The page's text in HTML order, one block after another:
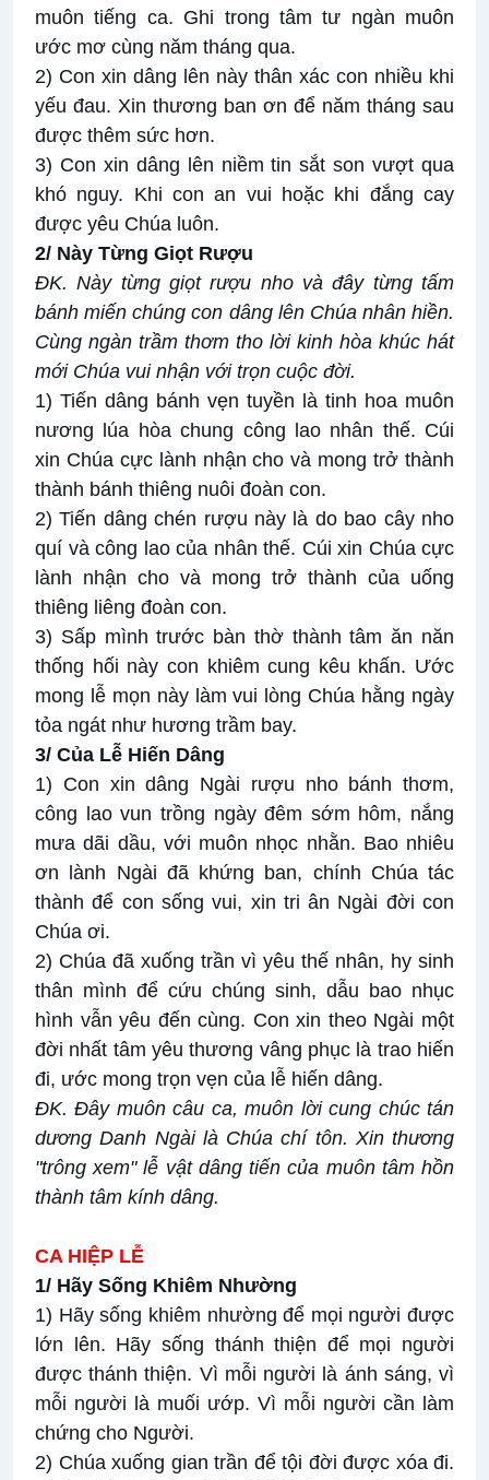
muôn tiếng ca. Ghi trong tâm tư ngàn muôn
ước mơ cùng năm tháng qua.
2) Con xin dâng lên này thân xác con nhiều khi
yếu đau. Xin thương ban ơn để năm tháng sau
được thêm sức hơn.
3) Con xin dâng lên niềm tin sắt son vượt qua
khó nguy. Khi con an vui hoặc khi đắng cay
được yêu Chúa luôn.
2/ Này Từng Giọt Rượu
ĐK. Này từng giọt rượu nho và đây từng tấm
bánh miến chúng con dâng lên Chúa nhân hiền.
Cùng ngàn trầm thơm tho lời kinh hòa khúc hát
mới Chúa vui nhận với trọn cuộc đời.
1) Tiến dâng bánh vẹn tuyền là tinh hoa muôn
nương lúa hòa chung công lao nhân thế. Cúi
xin Chúa cực lành nhận cho và mong trở thành
thành bánh thiêng nuôi đoàn con.
2) Tiến dâng chén rượu này là do bao cây nho
quí và công lao của nhân thế. Cúi xin Chúa cực
lành nhận cho và mong trở thành của uống
thiêng liêng đoàn con.
3) Sấp mình trước bàn thờ thành tâm ăn năn
thống hối này con khiêm cung kêu khấn. Ước
mong lễ mọn này làm vui lòng Chúa hằng ngày
tỏa ngát như hương trầm bay.
3/ Của Lễ Hiến Dâng
1) Con xin dâng Ngài rượu nho bánh thơm,
công lao vun trồng ngày đêm sớm hôm, nắng
mưa dãi dầu, với muôn nhọc nhằn. Bao nhiêu
ơn lành Ngài đã khứng ban, chính Chúa tác
thành để con sống vui, xin tri ân Ngài đời con
Chúa ơi.
2) Chúa đã xuống trần vì yêu thế nhân, hy sinh
thân mình để cứu chúng sinh, dẫu bao nhục
hình vẫn yêu đến cùng. Con xin theo Ngài một
đời nhất tâm yêu thương vâng phục là trao hiến
đi, ước mong trọn vẹn của lễ hiến dâng.
ĐK. Đây muôn câu ca, muôn lời cung chúc tán
dương Danh Ngài là Chúa chí tôn. Xin thương
"trông xem" lễ vật dâng tiến của muôn tâm hồn
thành tâm kính dâng.
CA HIỆP LỄ
1/ Hãy Sống Khiêm Nhường
1) Hãy sống khiêm nhường để mọi người được
lớn lên. Hãy sống thánh thiện để mọi người
được thánh thiện. Vì mỗi người là ánh sáng, vì
mỗi người là muối ướp. Vì mỗi người cần làm
chứng cho Người.
2) Chúa xuống gian trần để tội đời được xóa đi.